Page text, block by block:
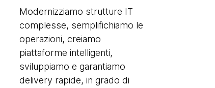
Modernizziamo strutture IT
complesse, semplifichiamo le
operazioni, creiamo
piattaforme intelligenti,
sviluppiamo e garantiamo
delivery rapide, in grado di